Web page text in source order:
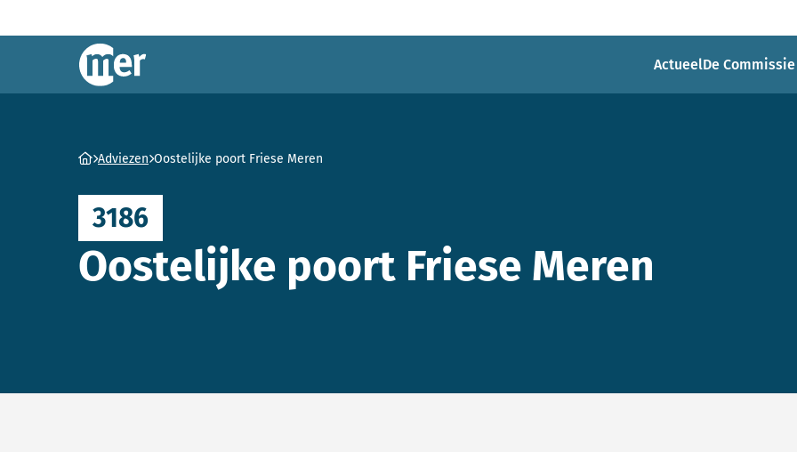
Commissie mer
ActueelDe
Ga naar homepage
Adviezen Oostelijke poort Friese Meren
3186
Oostelijke poort Friese Meren